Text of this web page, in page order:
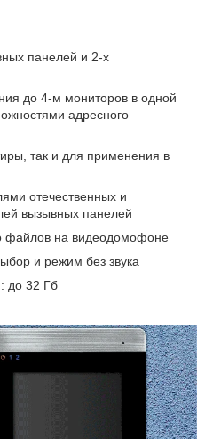
панелей и 2-х
до 4-м мониторов в одной
адресного
так и для применения в
отечественных и
вызывных панелей
файлов на видеодомофоне
и режим без звука
до 32 Гб